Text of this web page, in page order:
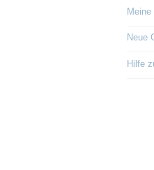
Meine
Neue
Hilfe